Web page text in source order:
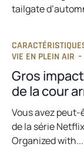
tailgate
VIE EN PLEIN AIR –
Gros
de la cour
Vous avez
de la série
Organized with...